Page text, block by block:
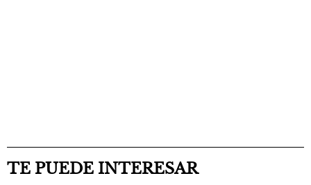
TE PUEDE INTERESAR